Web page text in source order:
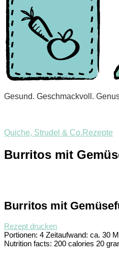
Gesund. Geschmackvoll.
Quiche, Strudel & Co. Rezepte
Burritos mit
Burritos mit
Rezept drucken
Portionen: 4 Zeitaufwand: ca. 30
Nutrition facts: 200 calories 20